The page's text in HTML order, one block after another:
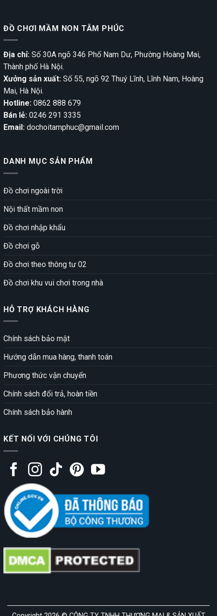
ĐỒ CHƠI MẦM NON TÂM PHÚC
Địa chỉ: Số 30A ngõ 346 Phố Nam Dư, Phường Hoàng Mai,
Thành phố Hà Nội.
Xưởng sản xuất: Số 55, ngõ 92 Thuý Lĩnh, Lĩnh Nam, Hoàng
Mai, Hà Nội.
Hotline: 0862 888 679
Bán lẻ: 0246 291 3335
Email: dochoitamphuc@gmail.com
DANH MỤC SẢN PHẨM
Đồ chơi ngoài trời
Nội thất mầm non
Đồ chơi nhập khẩu
Đồ chơi gỗ
Đồ chơi theo thông tư 02
Đồ chơi khu vui chơi trong nhà
HỖ TRỢ KHÁCH HÀNG
Chính sách bảo mật
Hướng dẫn mua hàng, thanh toán
Phương thức vận chuyển
Chính sách đổi trả, hoàn tiền
Chính sách bảo hành
KẾT NỐI VỚI CHÚNG TÔI